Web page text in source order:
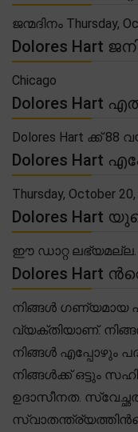
ജന്മദിനം
Dolores Hart
Chicago
Dolores Hart
Dolores Hart ക്ക്
Dolores Hart
Thursday, October
Dolores Hart
ഈ ഡാറ്റ ലഭ്യമല്ല.
Dolores Hart
നിങ്ങൾ ഗണ്യമായ
വ്യക്തിയാണ്.
നിങ്ങൾ എപ്പോഴും
നിങ്ങൾക്ക് ഒട്ടും
ഉദാസീനത.